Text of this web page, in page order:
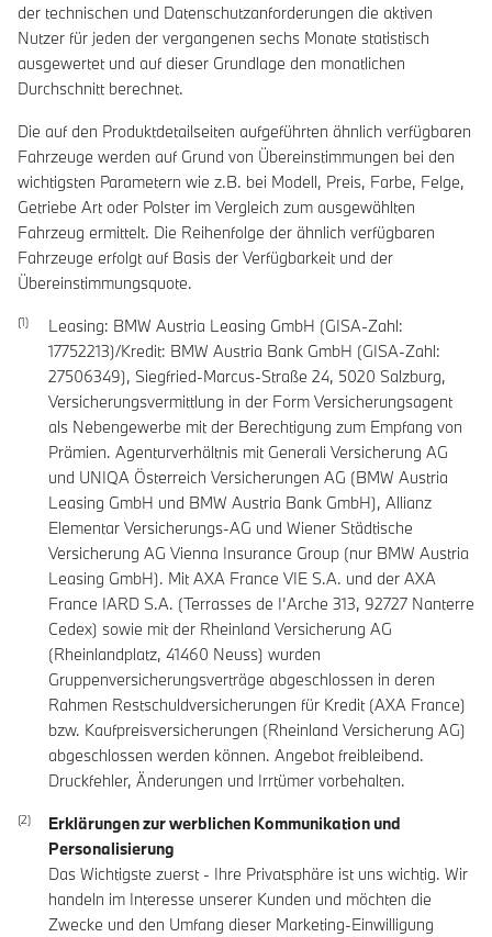
der technischen und Datenschutzanforderungen die aktiven
Nutzer für jeden der vergangenen sechs Monate statistisch
ausgewertet und auf dieser Grundlage den monatlichen
Durchschnitt berechnet.
Die auf den Produktdetailseiten aufgeführten ähnlich verfügbaren
Fahrzeuge werden auf Grund von Übereinstimmungen bei den
wichtigsten Parametern wie z.B. bei Modell, Preis, Farbe, Felge,
Getriebe Art oder Polster im Vergleich zum ausgewählten
Fahrzeug ermittelt. Die Reihenfolge der ähnlich verfügbaren
Fahrzeuge erfolgt auf Basis der Verfügbarkeit und der
Übereinstimmungsquote.
Leasing: BMW Austria Leasing GmbH (GISA-Zahl:
17752213)/Kredit: BMW Austria Bank GmbH (GISA-Zahl:
27506349), Siegfried-Marcus-Straße 24, 5020 Salzburg,
Versicherungsvermittlung in der Form Versicherungsagent
als Nebengewerbe mit der Berechtigung zum Empfang von
Prämien. Agenturverhältnis mit Generali Versicherung AG
und UNIQA Österreich Versicherungen AG (BMW Austria
Leasing GmbH und BMW Austria Bank GmbH), Allianz
Elementar Versicherungs-AG und Wiener Städtische
Versicherung AG Vienna Insurance Group (nur BMW Austria
Leasing GmbH). Mit AXA France VIE S.A. und der AXA
France IARD S.A. (Terrasses de I’Arche 313, 92727 Nanterre
Cedex) sowie mit der Rheinland Versicherung AG
(Rheinlandplatz, 41460 Neuss) wurden
Gruppenversicherungsverträge abgeschlossen in deren
Rahmen Restschuldversicherungen für Kredit (AXA France)
bzw. Kaufpreisversicherungen (Rheinland Versicherung AG)
abgeschlossen werden können. Angebot freibleibend.
Druckfehler, Änderungen und Irrtümer vorbehalten.
Erklärungen zur werblichen Kommunikation und
Personalisierung
Das Wichtigste zuerst - Ihre Privatsphäre ist uns wichtig. Wir
handeln im Interesse unserer Kunden und möchten die
Zwecke und den Umfang dieser Marketing-Einwilligung